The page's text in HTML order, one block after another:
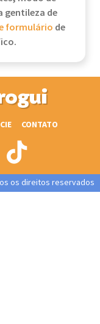
gentileza de
formulário de
CONTATO
os direitos reservados